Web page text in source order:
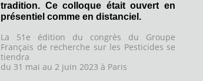
tradition. Ce colloque était ouvert en
présentiel comme en distanciel.
La 51e édition du congrès du Groupe
Français de recherche sur les Pesticides se
tiendra
du 31 mai au 2 juin 2023 à Paris